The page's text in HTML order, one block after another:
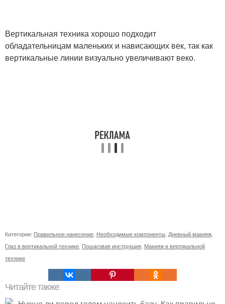
Вертикальная техника хорошо подходит
обладательницам маленьких и нависающих век, так как
вертикальные линии визуально увеличивают веко.
Категории: Правильное нанесение, Необходимые компоненты, Дневный макияж,
Глаз в вертикальной технике, Пошаговая инструкция, Макияж в вертикальной
технике
Читайте также